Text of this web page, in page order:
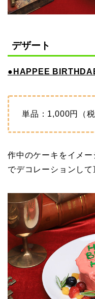
デザート
●HAPPEE
単品：1,000円（
作中のケーキをイメ
でデコレーションして